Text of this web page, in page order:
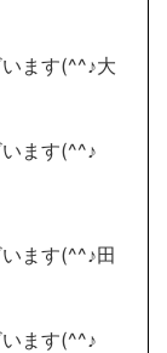
ます(^^♪大
ます(^^♪
ます(^^♪田
ます(^^♪